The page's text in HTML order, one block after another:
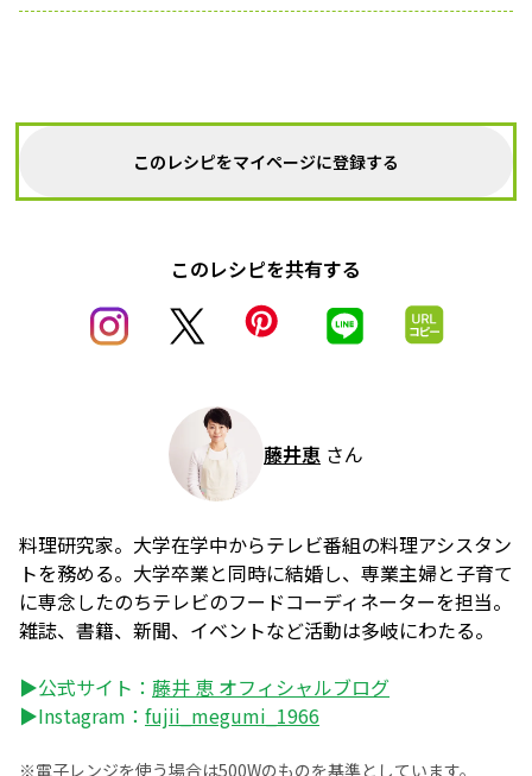
このレシピをマイページに登録する
このレシピを共有する
藤井恵 さん
料理研究家。大学在学中からテレビ番組の料理アシスタン
トを務める。大学卒業と同時に結婚し、専業主婦と子育て
に専念したのちテレビのフードコーディネーターを担当。
雑誌、書籍、新聞、イベントなど活動は多岐にわたる。
▶公式サイト： 藤井 恵 オフィシャルブログ
▶Instagram： fujii_megumi_1966
※電子レンジを使う場合は500Wのものを基準としています。